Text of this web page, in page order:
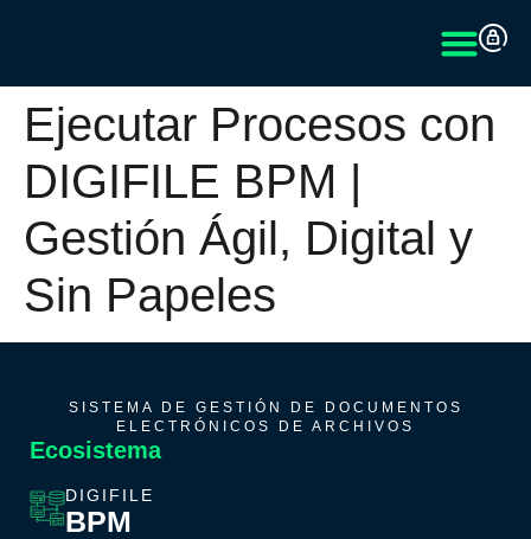
Ejecutar Procesos con
DIGIFILE BPM |
Gestión Ágil, Digital y
Sin Papeles
SISTEMA DE GESTIÓN DE DOCUMENTOS
ELECTRÓNICOS DE ARCHIVOS
Ecosistema
DIGIFILE
BPM